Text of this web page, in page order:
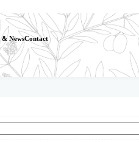
NewsContact